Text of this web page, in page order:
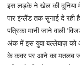
इस लड़के ने खेल की दुनिया
पार इंग्लैंड तक सुनाई दे रही
पत्रिका मानी जाने वाली
अंक में इस युवा बल्लेबाज़
के कवर पर आने का मतलब